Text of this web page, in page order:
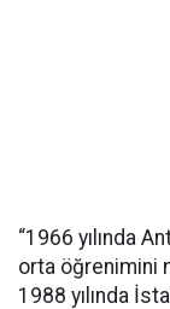
“1966 yılında
orta öğrenimini
1988 yılında